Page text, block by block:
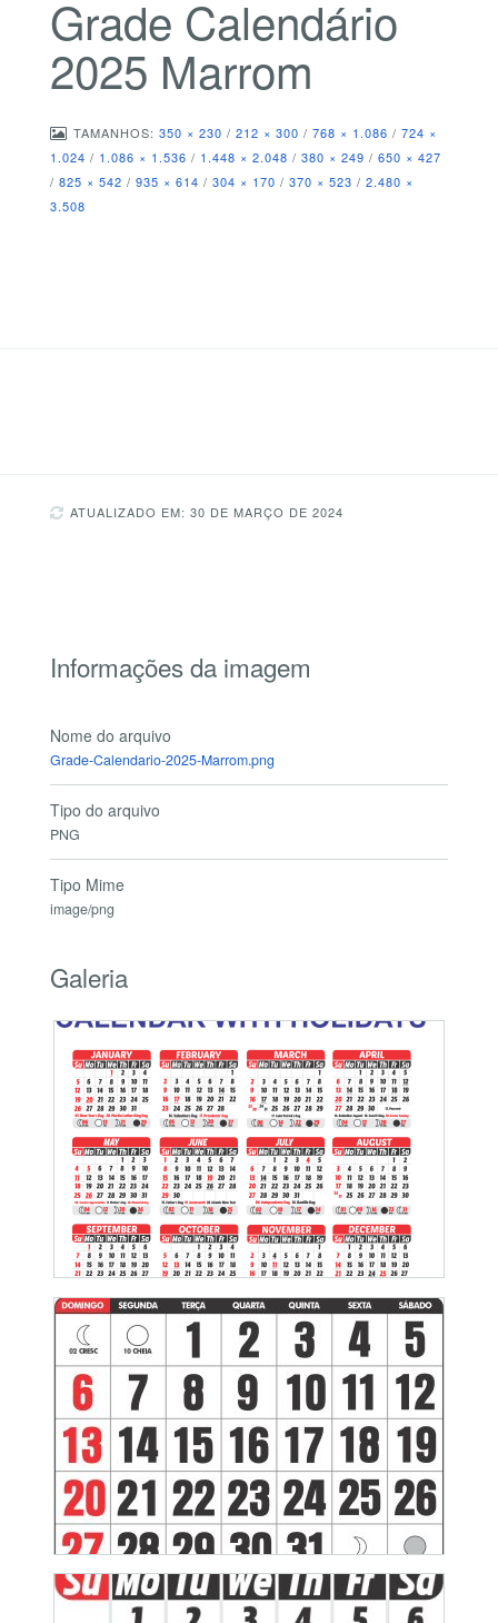
Grade Calendário
2025 Marrom
TAMANHOS: 350 × 230 / 212 × 300 / 768 × 1.086 / 724 ×
1.024 / 1.086 × 1.536 / 1.448 × 2.048 / 380 × 249 / 650 × 427
/ 825 × 542 / 935 × 614 / 304 × 170 / 370 × 523 / 2.480 ×
3.508
ATUALIZADO EM: 30 DE MARÇO DE 2024
Informações da imagem
Nome do arquivo
Grade-Calendario-2025-Marrom.png
Tipo do arquivo
PNG
Tipo Mime
image/png
Galeria